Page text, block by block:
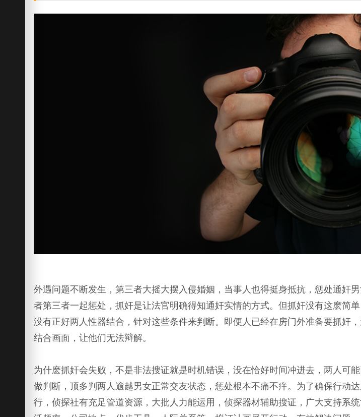
外遇问题不断发生，第三者大摇大摆入侵婚姻，当事人也得挺身抵抗，惩处通奸
者第三者一起惩处，抓奸是让法官明确得知通奸实情的方式。但抓奸没有这麽简
没有正好两人性器结合，针对这些条件来判断。即便人已经在房门外准备要抓奸
结合画面，让他们无法辩解。
为什麽抓奸会失败，不是非法搜证就是时机错误，没在恰好时间冲进去，两人可
做判断，顶多判两人逾越男女正常交友状态，惩处根本不痛不痒。为了确保行动
行，侦探社有充足管道资源，大批人力能运用，侦探器材辅助搜证，广大支持系